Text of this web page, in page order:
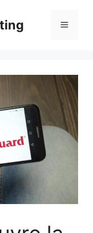
Menu